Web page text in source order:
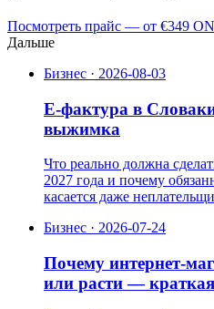
Посмотреть прайс — от €349
Дальше
Бизнес · 2026-08-03
E-фактура в
выжимка
Что реально должна
2027 года и почему
касается даже
Бизнес · 2026-07-24
Почему интернет-
или расти —